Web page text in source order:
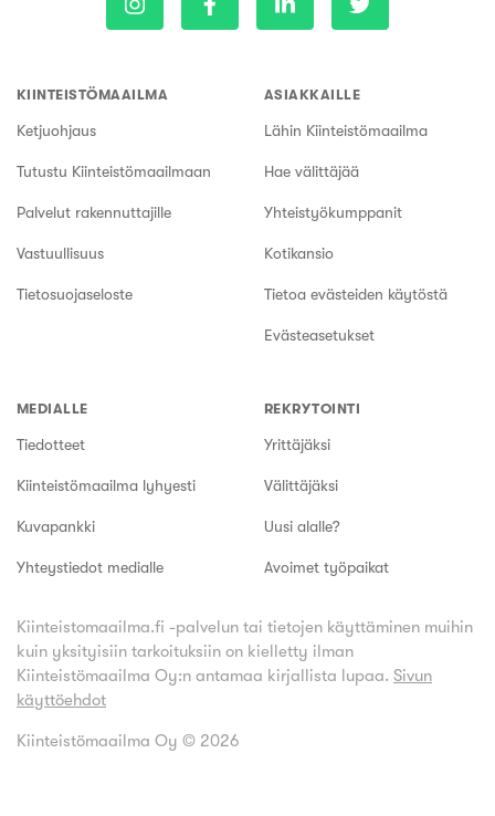
KIINTEISTÖMAAILMA
Ketjuohjaus
Tutustu Kiinteistömaailmaan
Palvelut rakennuttajille
Vastuullisuus
Tietosuojaseloste
ASIAKKAILLE
Lähin Kiinteistömaailma
Hae välittäjää
Yhteistyökumppanit
Kotikansio
Tietoa evästeiden käytöstä
Evästeasetukset
MEDIALLE
Tiedotteet
Kiinteistömaailma lyhyesti
Kuvapankki
Yhteystiedot medialle
REKRYTOINTI
Yrittäjäksi
Välittäjäksi
Uusi alalle?
Avoimet työpaikat
Kiinteistomaailma.fi -palvelun tai tietojen käyttäminen muihin
kuin yksityisiin tarkoituksiin on kielletty ilman
Kiinteistömaailma Oy:n antamaa kirjallista lupaa. Sivun
käyttöehdot
Kiinteistömaailma Oy © 2026